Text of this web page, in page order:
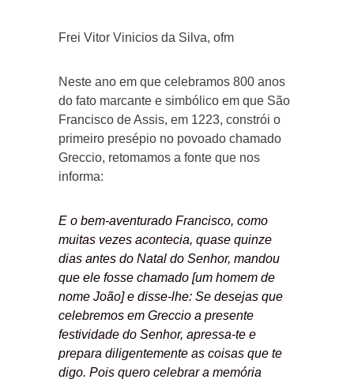
Frei Vitor Vinicios da Silva, ofm
Neste ano em que celebramos 800 anos
do fato marcante e simbólico em que São
Francisco de Assis, em 1223, constrói o
primeiro presépio no povoado chamado
Greccio, retomamos a fonte que nos
informa:
E o bem-aventurado Francisco, como
muitas vezes acontecia, quase quinze
dias antes do Natal do Senhor, mandou
que ele fosse chamado [um homem de
nome João] e disse-lhe: Se desejas que
celebremos em Greccio a presente
festividade do Senhor, apressa-te e
prepara diligentemente as coisas que te
digo. Pois quero celebrar a memória